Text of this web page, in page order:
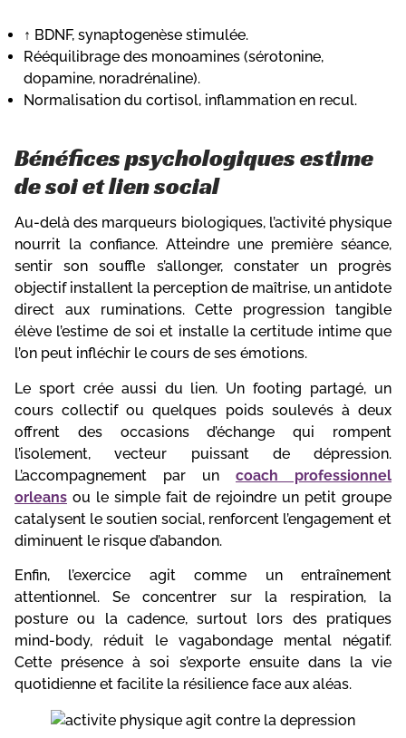
↑ BDNF, synaptogenèse stimulée.
Rééquilibrage des monoamines (sérotonine,
dopamine, noradrénaline).
Normalisation du cortisol, inflammation en recul.
Bénéfices psychologiques estime
de soi et lien social
Au-delà des marqueurs biologiques, l’activité physique
nourrit la confiance. Atteindre une première séance,
sentir son souffle s’allonger, constater un progrès
objectif installent la perception de maîtrise, un antidote
direct aux ruminations. Cette progression tangible
élève l’estime de soi et installe la certitude intime que
l’on peut infléchir le cours de ses émotions.
Le sport crée aussi du lien. Un footing partagé, un
cours collectif ou quelques poids soulevés à deux
offrent des occasions d’échange qui rompent
l’isolement, vecteur puissant de dépression.
L’accompagnement par un coach professionnel
orleans ou le simple fait de rejoindre un petit groupe
catalysent le soutien social, renforcent l’engagement et
diminuent le risque d’abandon.
Enfin, l’exercice agit comme un entraînement
attentionnel. Se concentrer sur la respiration, la
posture ou la cadence, surtout lors des pratiques
mind-body, réduit le vagabondage mental négatif.
Cette présence à soi s’exporte ensuite dans la vie
quotidienne et facilite la résilience face aux aléas.